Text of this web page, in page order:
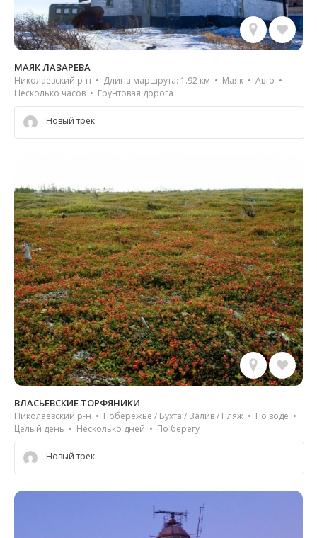
МАЯК ЛАЗАРЕВА
Николаевский р-н • Длина маршрута: 1.92 км • Маяк • Авто •
Несколько часов • Грунтовая дорога
Новый трек
ВЛАСЬЕВСКИЕ ТОРФЯНИКИ
Николаевский р-н • Побережье / Бухта / Залив / Пляж • По воде •
Целый день • Несколько дней • По берегу
Новый трек